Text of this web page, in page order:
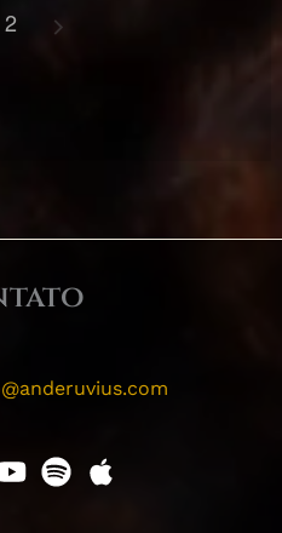
2